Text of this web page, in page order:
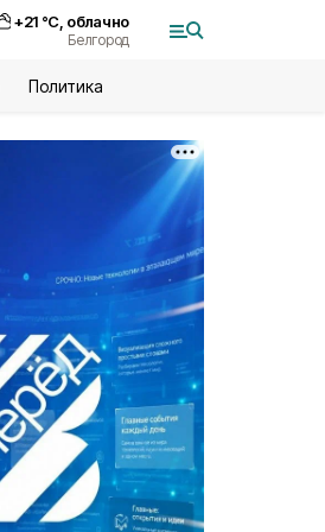
+21°С, облачно
Белгород
Политика